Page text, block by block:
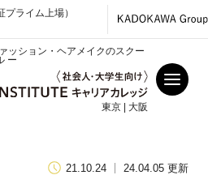
ライム上場）
ッション・ヘアメイクのスクー
ー
東京 | 大阪
21.10.24 24.04.05 更新